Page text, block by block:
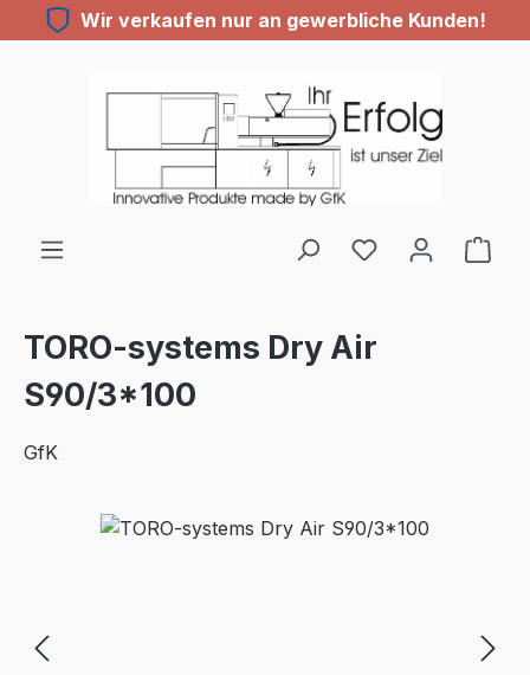
Zum Hauptinhalt springen
Wir verkaufen nur an gewerbliche Kunden!
TORO-systems Dry Air
S90/3*100
GfK
Bildergalerie überspringen